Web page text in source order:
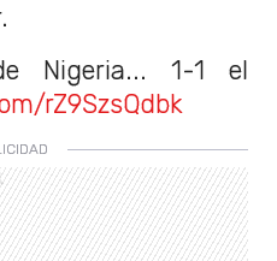
Nigeria... 1-1 el
rZ9SzsQdbk